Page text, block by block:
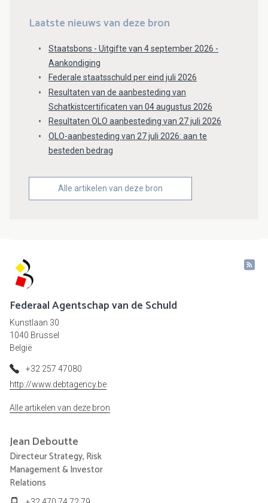
Laatste nieuws van deze bron
Staatsbons - Uitgifte van 4 september 2026 -
Aankondiging
Federale staatsschuld per eind juli 2026
Resultaten van de aanbesteding van
Schatkistcertificaten van 04 augustus 2026
Resultaten OLO aanbesteding van 27 juli 2026
OLO-aanbesteding van 27 juli 2026: aan te
besteden bedrag
Alle artikelen van deze bron
Federaal Agentschap van de Schuld
Kunstlaan 30
1040 Brussel
België
+32 257 47080
http://www.debtagency.be
Alle artikelen van deze bron
Jean Deboutte
Directeur Strategy, Risk
Management & Investor
Relations